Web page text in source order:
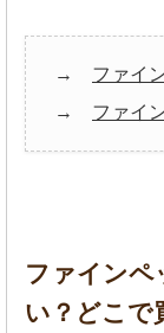
→ ファイ
→ ファイ
ファインペ
い？どこで